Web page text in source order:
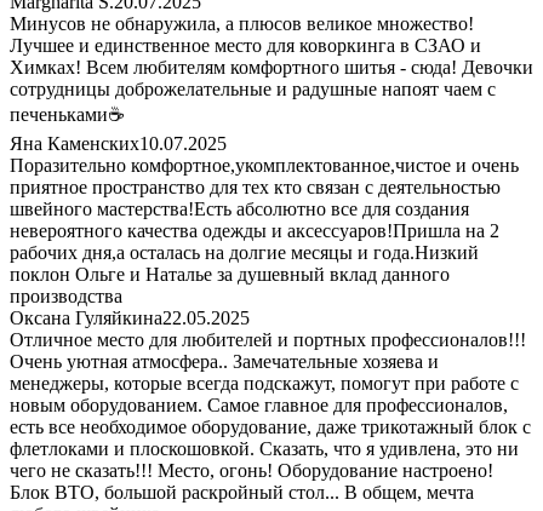
Минусов не обнаружила, а плюсов великое множество!
Лучшее и единственное место для коворкинга в СЗАО и
Химках! Всем любителям комфортного шитья - сюда! Девочки
сотрудницы доброжелательные и радушные напоят чаем с
печеньками☕
Яна Каменских10.07.2025
Поразительно комфортное,укомплектованное,чистое и очень
приятное пространство для тех кто связан с деятельностью
швейного мастерства!Есть абсолютно все для создания
невероятного качества одежды и аксессуаров!Пришла на 2
рабочих дня,а осталась на долгие месяцы и года.Низкий
поклон Ольге и Наталье за душевный вклад данного
производства
Оксана Гуляйкина22.05.2025
Отличное место для любителей и портных профессионалов!!!
Очень уютная атмосфера.. Замечательные хозяева и
менеджеры, которые всегда подскажут, помогут при работе с
новым оборудованием. Самое главное для профессионалов,
есть все необходимое оборудование, даже трикотажный блок с
флетлоками и плоскошовкой. Сказать, что я удивлена, это ни
чего не сказать!!! Место, огонь! Оборудование настроено!
Блок ВТО, большой раскройный стол... В общем, мечта